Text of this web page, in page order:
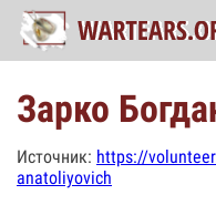
Зарко
Источник: https://
anatoliyovich